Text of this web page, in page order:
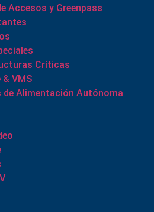
Accesos y Greenpass
Críticas
VMS
de Alimentación Autónoma